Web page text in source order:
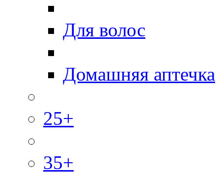
Для волос
Домашняя аптечка
25+
35+